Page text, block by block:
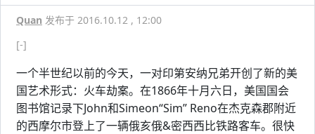
Quan 发布于 2016.10.12 , 12:00
[-]
一个半世纪以前的今天，一对印第安纳兄弟开创了新的美
国艺术形式：火车劫案。在1866年十月六日，美国国会
图书馆记录下John和Simeon“Sim” Reno在杰克森郡附近
的西摩尔市登上了一辆俄亥俄&密西西比铁路客车。很快